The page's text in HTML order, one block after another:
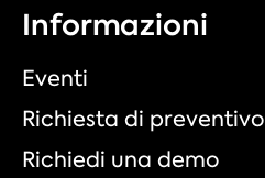
Informazioni
Eventi
Richiesta di preventivo
Richiedi una demo